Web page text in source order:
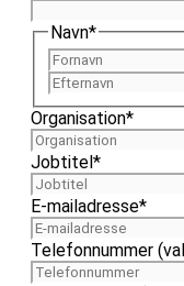
Navn*
Organisation*
Jobtitel *
E-mailadresse*
Telefonnummer